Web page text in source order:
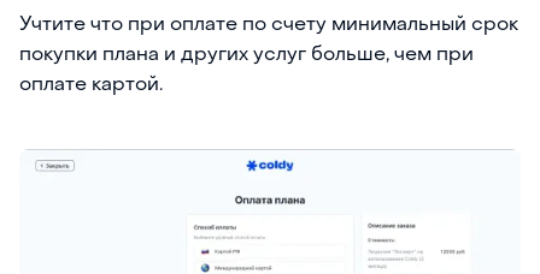
Учтите что при оплате по счету минимальный срок
покупки плана и других услуг больше, чем при
оплате картой.